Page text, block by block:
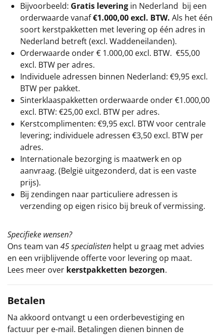
Bijvoorbeeld: Gratis levering in Nederland bij een
orderwaarde vanaf€1.000,00 excl. BTW. Als het één
soort kerstpakketten met levering op één adres in
Nederland betreft (excl. Waddeneilanden).
Orderwaarde onder € 1.000,00 excl. BTW. €55,00
excl. BTW per adres.
Individuele adressen binnen Nederland: €9,95 excl.
BTW per pakket.
Sinterklaaspakketten orderwaarde onder €1.000,00
excl. BTW: €25,00 excl. BTW per adres.
Kerstcomplimenten: €9,95 excl. BTW voor centrale
levering; individuele adressen €3,50 excl. BTW per
adres.
Internationale bezorging is maatwerk en op
aanvraag. (België uitgezonderd, dat is een vaste
prijs).
Bij zendingen naar particuliere adressen is
verzending op eigen risico bij breuk of vermissing.
Specifieke wensen?
Ons team van 45 specialisten helpt u graag met advies
en een vrijblijvende offerte voor levering op maat.
Lees meer over kerstpakketten bezorgen.
Betalen
Na akkoord ontvangt u een orderbevestiging en
factuur per e-mail. Betalingen dienen binnen de